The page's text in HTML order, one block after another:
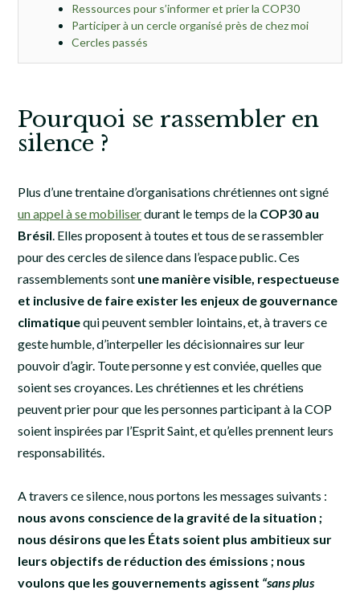
Ressources pour s’informer et prier la COP30
Participer à un cercle organisé près de chez moi
Cercles passés
Pourquoi se rassembler en
silence ?
Plus d’une trentaine d’organisations chrétiennes ont signé
un appel à se mobiliserdurant le temps de la COP30 au
Brésil. Elles proposent à toutes et tous de se rassembler
pour des cercles de silence dans l’espace public. Ces
rassemblements sont une manière visible, respectueuse
et inclusive de faire exister les enjeux de gouvernance
climatiquequi peuvent sembler lointains, et, à travers ce
geste humble, d’interpeller les décisionnaires sur leur
pouvoir d’agir. Toute personne y est conviée, quelles que
soient ses croyances. Les chrétiennes et les chrétiens
peuvent prier pour que les personnes participant à la COP
soient inspirées par l’Esprit Saint, et qu’elles prennent leurs
responsabilités.
A travers ce silence, nous portons les messages suivants :
nous avons conscience de la gravité de la situation ;
nous désirons que les États soient plus ambitieux sur
leurs objectifs de réduction des émissions ; nous
voulons que les gouvernements agissent “sans plus